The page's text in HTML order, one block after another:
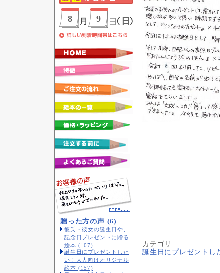
贈った方の声 (6)
彼氏・彼女の誕生日や、
記念日プレゼントに贈る
絵本 (107)
誕生日にプレゼントした
い！大人向けオリジナル
絵本 (157)
カテゴリ :
誕生日にプレゼントし